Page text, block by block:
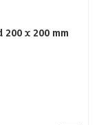
x 200 mm